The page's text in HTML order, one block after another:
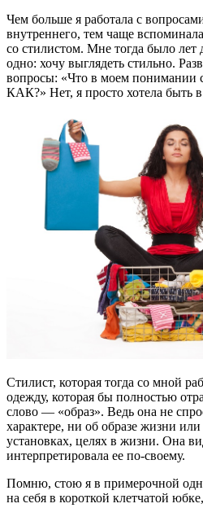
Чем больше я работала с
внутреннего, тем чаще
со стилистом. Мне тогда было лет
одно: хочу выглядеть стильно.
вопросы: «Что в моем понимании
КАК?» Нет, я просто хотела быть
Стилист, которая тогда со мной
одежду, которая бы полностью
слово — «образ». Ведь она не
характере, ни об образе жизни
установках, целях в жизни. Она
интерпретировала ее по-своему.
Помню, стою я в примерочной
на себя в короткой клетчатой